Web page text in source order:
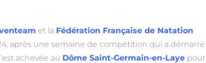
et la Fédération Française de Natation
après une semaine de compétition qui a démarré
achevée au Dôme Saint-Germain-en-Layepour